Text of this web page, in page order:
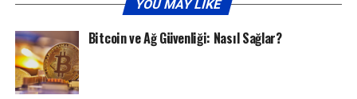
YOU MAY LIKE
Bitcoin ve Ağ Güvenliği: Nasıl Sağlar?